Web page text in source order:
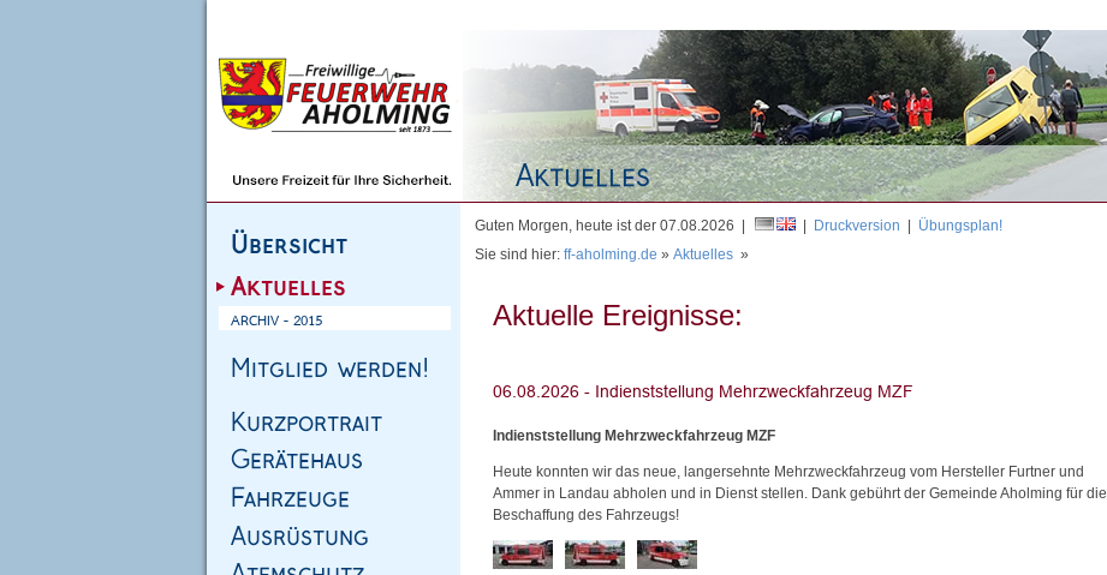
Guten Morgen, heute ist der 07.08.2026 | Druckversion
Übungsplan!
Sie sind hier: ff-aholming.de » Aktuelles »
Aktuelle Ereignisse:
Indienststellung Mehrzweckfahrzeug MZF
Heute konnten wir das neue, langersehnte Mehrzweckfahrzeug vom Hersteller Furtner und
Ammer in Landau abholen und in Dienst stellen. Dank gebührt der Gemeinde Aholming für die
Beschaffung des Fahrzeugs!